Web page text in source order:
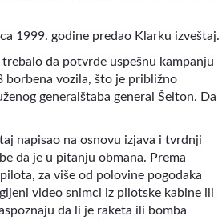
1999. godine predao Klarku izveštaj.
da potvrde uspešnu kampanju
borbena vozila, što je približno
generalštaba general Šelton. Da
napisao na osnovu izjava i tvrdnji
da je u pitanju obmana. Prema
za više od polovine pogodaka
video snimci iz pilotske kabine ili
da li je raketa ili bomba